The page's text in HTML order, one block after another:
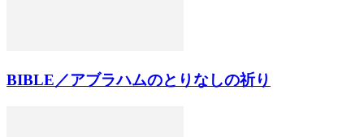
BIBLE／アブラハムのとりなしの祈り